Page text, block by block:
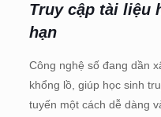
Truy cập tài liệu
hạn
Công nghệ số đang dần
khổng lồ, giúp học sinh
tuyến một cách dễ dàng